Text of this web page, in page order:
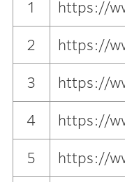
1 https://
2 https://
3 https://
4 https://
5 https://